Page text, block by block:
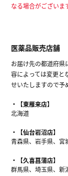
なる場合がございま
医薬品販売店舗
お届け先の都道府県
容によっては変更と
せいたしますので予
【東雁来店】
北海道
【仙台岩沼店】
青森県、岩手県、宮
【久喜菖蒲店】
群馬県、埼玉県、新